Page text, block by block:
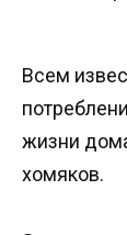
Всем
жизни
хомяков.